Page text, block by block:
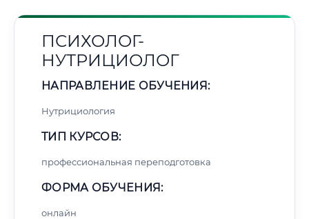
ПСИХОЛОГ-
НУТРИЦИОЛОГ
НАПРАВЛЕНИЕ ОБУЧЕНИЯ:
Нутрициология
ТИП КУРСОВ:
профессиональная переподготовка
ФОРМА ОБУЧЕНИЯ:
онлайн